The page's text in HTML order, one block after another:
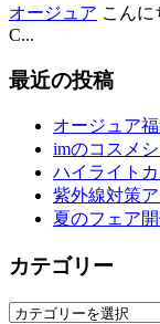
オージュア こん
C...
最近の投稿
オージュア
imのコスメ
ハイライトカ
紫外線対策ア
夏のフェア開
カテゴリー
カ